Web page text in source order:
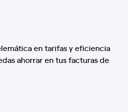
en tarifas y eficiencia
ahorrar en tus facturas de